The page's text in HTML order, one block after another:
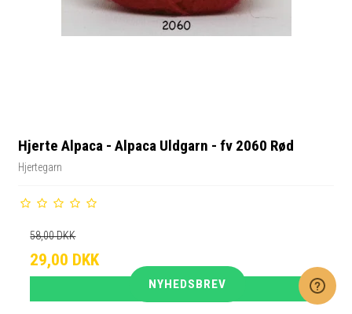
Hjerte Alpaca - Alpaca Uldgarn - fv 2060 Rød
Hjertegarn
58,00 DKK
29,00 DKK
VIS PRODUKT
NYHEDSBREV